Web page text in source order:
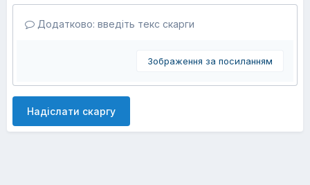
Додатково: введіть текс скарги
Зображення за посиланням
Надіслати скаргу